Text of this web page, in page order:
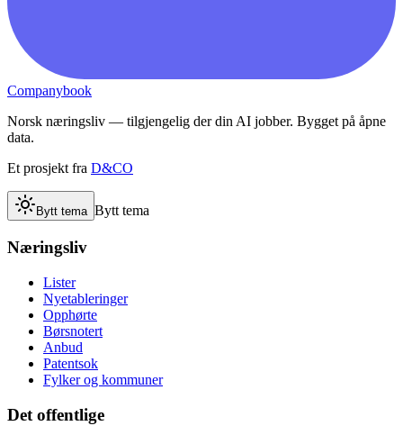
Companybook
Norsk næringsliv — tilgjengelig der din AI jobber. Bygget på åpne
data.
Et prosjekt fra D&CO
Bytt tema Bytt tema
Næringsliv
Lister
Nyetableringer
Opphørte
Børsnotert
Anbud
Patentsok
Fylker og kommuner
Det offentlige